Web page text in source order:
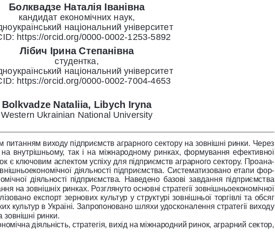
Болквадзе Наталія Іванівна
кандидат економічних наук,
національний університет
https://orcid.org/0000-0002-1253-5892
Лібич Ірина Степанівна
студентка,
національний університет
https://orcid.org/0000-0002-7004-4653
Bolkvadze Nataliia, Libych Iryna
Western Ukrainian National University
виходу підприємств аграрного сектору на зовнішні ринки. Через
на внутрішньому, так і на міжнародному ринках, формування ефективної
є ключовим аспектом успіху для підприємств аграрного сектору. Проана-
діяльності підприємства. Систематизовано етапи фор-
діяльності підприємства. Наведено базові завдання підприємства
на зовнішніх ринках. Розглянуто основні стратегії зовнішньоекономічної
експорт зернових культур у структурі зовнішньої торгівлі та обсяг
культур в Україні. Запропоновано шляхи удосконалення стратегії виходу
ринки.
діяльність, стратегія, вихід на міжнародний ринок, аграрний сектор,